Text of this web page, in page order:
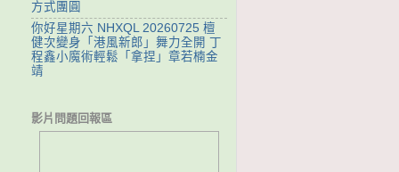
方式團圓
你好星期六 NHXQL 20260725 檀
健次變身「港風新郎」舞力全開 丁
程鑫小魔術輕鬆「拿捏」章若楠金
靖
影片問題回報區